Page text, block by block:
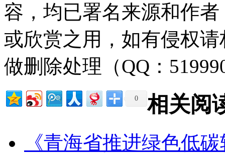
容，均已署名来源和作
或欣赏之用，如有侵权
做删除处理（QQ：
0 相关阅
《青海省推进绿色低